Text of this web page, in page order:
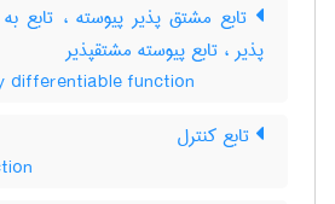
تابع مشتق پذیر پیوسته ، تابع
پذیر ، تابع پیوسته مشتقپذیر
differentiable function
تابع کنترل